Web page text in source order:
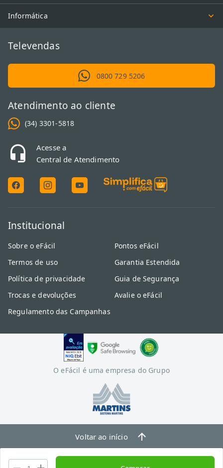
Informática
Televendas
0800 729 5206
Atendimento ao cliente
(34) 3301-5818
Acesse a
Central de Atendimento
Institucional
Sobre o eFácil
Termos de uso
Política de privacidade
Trocas e devoluções
Regulamento das Campanhas
Pontos eFácil
Garantia Estendida
Guia de Segurança
Avalie o eFácil
O eFácil é uma empresa do Grupo
Voltar ao início